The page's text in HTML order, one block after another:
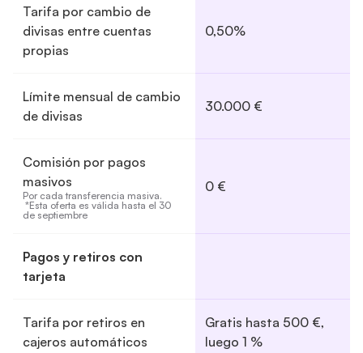
Tarifa por cambio de
divisas entre cuentas
propias
0,50%
Límite mensual de cambio
de divisas
30.000 €
Comisión por pagos
masivos
Por cada transferencia masiva.
de septiembre
0 €
Pagos y retiros con
tarjeta
Tarifa por retiros en
cajeros automáticos
Gratis hasta 500 €,
luego 1 %